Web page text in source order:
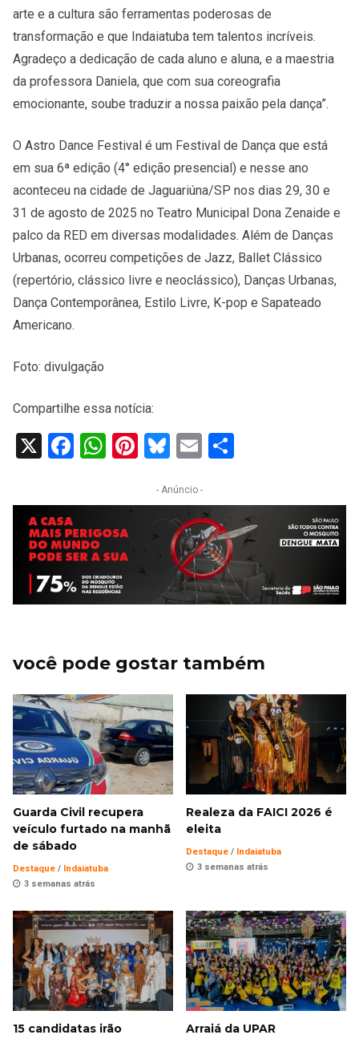
arte e a cultura são ferramentas poderosas de
transformação e que Indaiatuba tem talentos incríveis.
Agradeço a dedicação de cada aluno e aluna, e a maestria
da professora Daniela, que com sua coreografia
emocionante, soube traduzir a nossa paixão pela dança”.
O Astro Dance Festival é um Festival de Dança que está
em sua 6ª edição (4° edição presencial) e nesse ano
aconteceu na cidade de Jaguariúna/SP nos dias 29, 30 e
31 de agosto de 2025 no Teatro Municipal Dona Zenaide e
palco da RED em diversas modalidades. Além de Danças
Urbanas, ocorreu competições de Jazz, Ballet Clássico
(repertório, clássico livre e neoclássico), Danças Urbanas,
Dança Contemporânea, Estilo Livre, K-pop e Sapateado
Americano.
Foto: divulgação
Compartilhe essa notícia:
X Facebook
WhatsApp
Pinterest
Bluesky
Email
- Anúncio -
você pode gostar também
Guarda Civil recupera
veículo furtado na manhã
de sábado
Destaque / Indaiatuba
3 semanas atrás
Realeza da FAICI 2026 é
eleita
Destaque / Indaiatuba
3 semanas atrás
15 candidatas irão
Arraiá da UPAR